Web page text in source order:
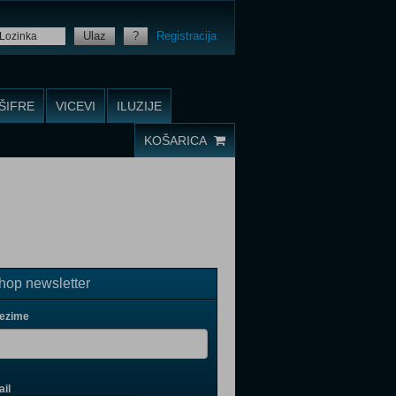
Ulaz ? Registracija
VICEVI ILUZIJE
KOŠARICA
newsletter